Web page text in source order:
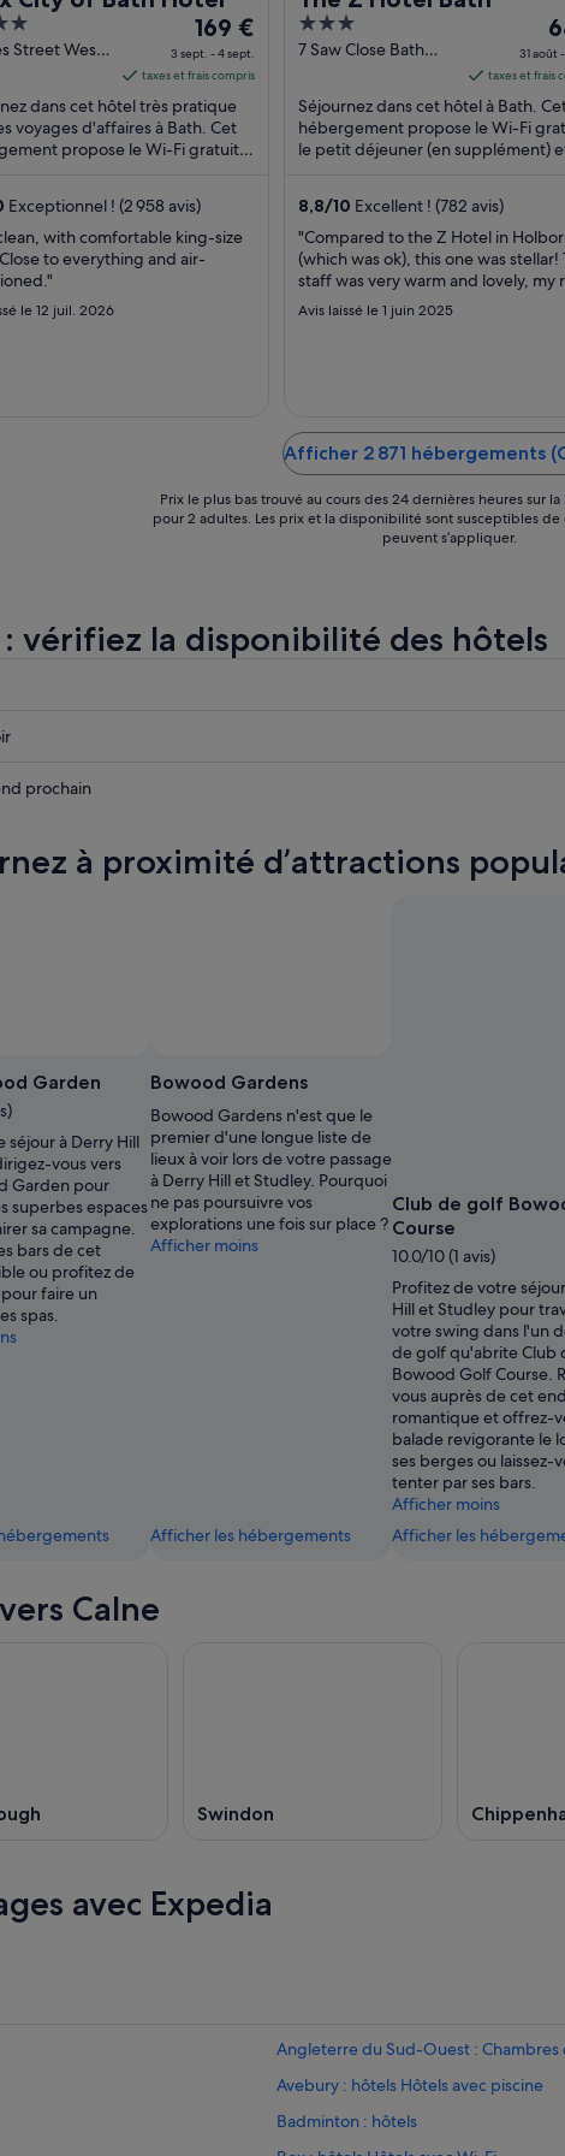
Street West
Le
prix
est
de 169 €
par
nuit
sept.
au 4
sept..
169 €
3 sept. - 4 sept.
taxes et frais compris
dans cet hôtel très pratique
voyages d'affaires à Bath. Cet
propose le Wi-Fi gratuit,
Exceptionnel ! (2 958 avis)
with comfortable king-size
to everything and air-
le 12 juil. 2026
3
out
5
7 Saw Close Bath
Le
31 août
taxes et frais
Séjournez dans cet hôtel à Bath.
hébergement propose le Wi-Fi
le petit déjeuner (en supplément)
8,8/10 Excellent ! (782 avis)
"Compared to the Z Hotel in
(which was ok), this one was stellar!
staff was very warm and lovely, my
was so nice with a lovely view on
what a treat! I preferred the
Avis laissé le 1 juin 2025
Afficher 2 871 hébergements
Prix le plus bas trouvé au cours des 24 dernières heures sur la
pour 2 adultes. Les prix et la disponibilité sont susceptibles de
peuvent s’appliquer.
: vérifiez la disponibilité des hôtels
prochain
à proximité d’attractions
libre
droits
prise
par
Paul
King
Garden
séjour à Derry Hill
vous vers
Garden pour
superbes espaces
sa campagne.
bars de cet
ou profitez de
faire un
spas.
par
Paul
King
Bowood Gardens
Bowood Gardens n'est que le
premier d'une longue liste de
lieux à voir lors de votre passage
à Derry Hill et Studley. Pourquoi
ne pas poursuivre vos
explorations une fois sur place ?
Afficher moins
Afficher les hébergements
Club de golf
Course
10.0/10 (1 avis)
Profitez de votre
Hill et Studley pour
votre swing dans l'un
de golf qu'abrite Club
Bowood Golf Course.
vous auprès de cet
romantique et offrez-
balade revigorante le
ses berges ou laissez-
tenter par ses bars.
Afficher moins
Afficher les
Calne
Swindon
avec Expedia
Angleterre du Sud-Ouest : Chambres
Avebury : hôtels Hôtels avec piscine
Badminton : hôtels